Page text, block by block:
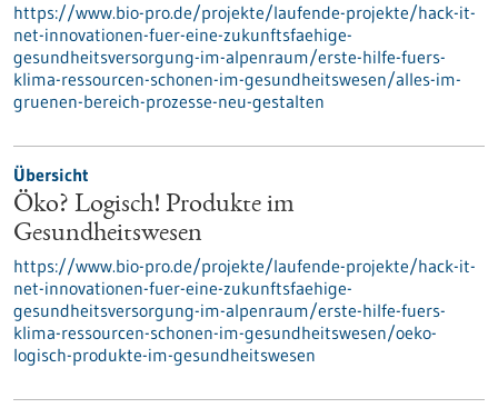
https://www.bio-pro.de/projekte/laufende-projekte/hack-it-
net-innovationen-fuer-eine-zukunftsfaehige-
gesundheitsversorgung-im-alpenraum/erste-hilfe-fuers-
klima-ressourcen-schonen-im-gesundheitswesen/alles-im-
gruenen-bereich-prozesse-neu-gestalten
Übersicht
Öko? Logisch! Produkte im
Gesundheitswesen
https://www.bio-pro.de/projekte/laufende-projekte/hack-it-
net-innovationen-fuer-eine-zukunftsfaehige-
gesundheitsversorgung-im-alpenraum/erste-hilfe-fuers-
klima-ressourcen-schonen-im-gesundheitswesen/oeko-
logisch-produkte-im-gesundheitswesen